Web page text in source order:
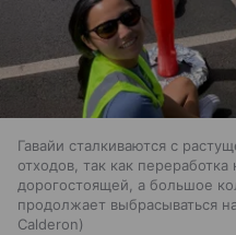
Гавайи сталкиваются с
отходов, так как переработка
дорогостоящей, а большое
продолжает выбрасываться
Calderon